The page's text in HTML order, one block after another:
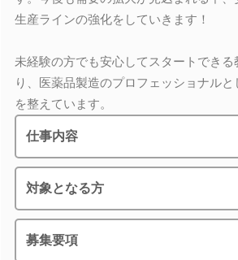
生産ラインの強化をしていきます！
未経験の方でも安心してスタートでき
り、医薬品製造のプロフェッショナル
を整えています。
仕事内容
対象となる方
募集要項